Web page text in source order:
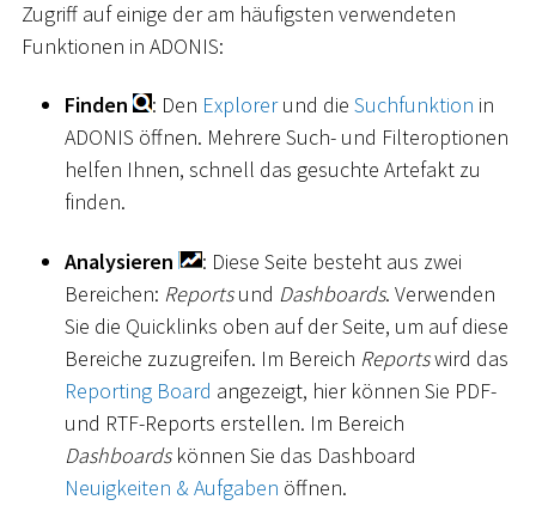
Zugriff auf einige der am häufigsten verwendeten
Funktionen in ADONIS:
Finden : Den Explorerund die Suchfunktion in
ADONIS öffnen. Mehrere Such- und Filteroptionen
helfen Ihnen, schnell das gesuchte Artefakt zu
finden.
Analysieren
: Diese Seite besteht aus zwei
Bereichen: Reportsund Dashboards. Verwenden
Sie die Quicklinks oben auf der Seite, um auf diese
Bereiche zuzugreifen. Im Bereich Reportswird das
Reporting Board angezeigt, hier können Sie PDF-
und RTF-Reports erstellen. Im Bereich
Dashboardskönnen Sie das Dashboard
Neuigkeiten & Aufgaben öffnen.